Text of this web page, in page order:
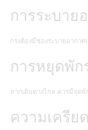
การระบาย
กรงต้องมีช่องระบายอากาศ
การหยุดพัก
หากเดินทางไกล ควรมีจุดพั
ความเครีย